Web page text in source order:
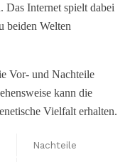
Das Internet spielt dabei
beiden Welten
Vor- und Nachteile
kann die
Vielfalt erhalten.
Nachteile